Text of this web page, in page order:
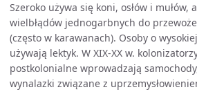
Szeroko używa się koni, osłów i mułów,
wielbłądów jednogarbnych do
(często w karawanach). Osoby o
używają lektyk. W XIX-XX w.
postkolonialne wprowadzają
wynalazki związane z